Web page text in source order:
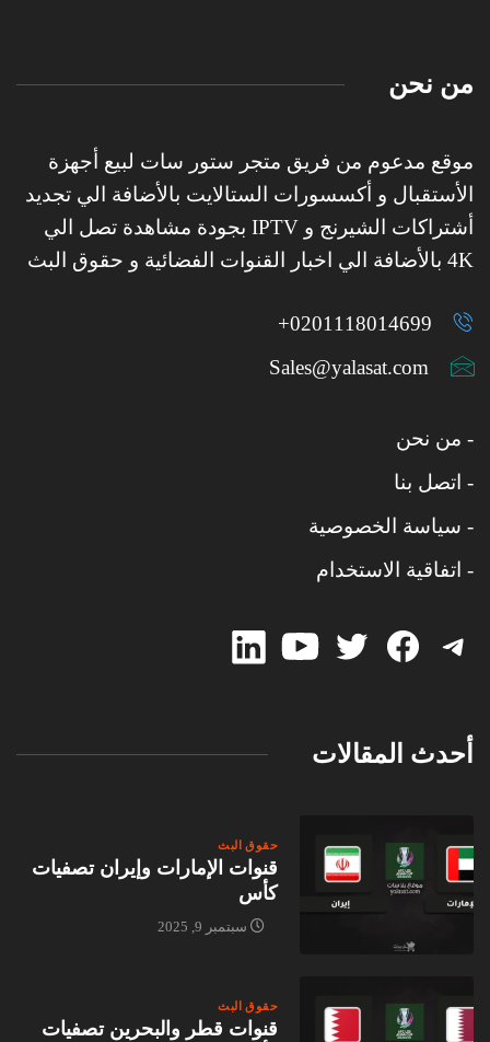
من نحن
موقع مدعوم من فريق متجر ستور سات لبيع أجهزة
الأستقبال و أكسسورات الستالايت بالأضافة الي تجديد
أشتراكات الشيرنج و IPTV بجودة مشاهدة تصل الي
4K بالأضافة الي اخبار القنوات الفضائية و حقوق البث
Sales@yalasat.com
- من نحن
- اتصل بنا
- سياسة الخصوصية
- اتفاقية الاستخدام
Telegram
Facebook
Twitter
Twitter
أحدث المقالات
حقوق البث
قنوات الإمارات وإيران تصفيات
كأس
سبتمبر 9, 2025
حقوق البث
قنوات قطر والبحرين تصفيات